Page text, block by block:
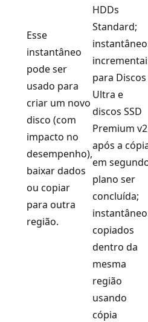
Esse
instantâneo
pode ser
usado para
criar um novo
disco (com
impacto no
desempenho),
baixar dados
ou copiar
para outra
região.
HDDs
Standard;
para Discos
Ultra e
discos SSD
Premium v2
após a
em
plano ser
concluída;
copiados
dentro da
mesma
região
usando
cópia